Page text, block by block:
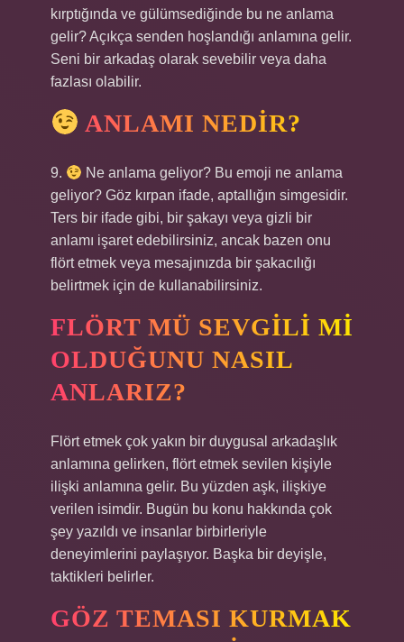
kırptığında ve gülümsediğinde bu ne anlama
gelir? Açıkça senden hoşlandığı anlamına gelir.
Seni bir arkadaş olarak sevebilir veya daha
fazlası olabilir.
ANLAMI NEDIR?
9.
Ne anlama geliyor? Bu emoji ne anlama
geliyor? Göz kırpan ifade, aptallığın simgesidir.
Ters bir ifade gibi, bir şakayı veya gizli bir
anlamı işaret edebilirsiniz, ancak bazen onu
flört etmek veya mesajınızda bir şakacılığı
belirtmek için de kullanabilirsiniz.
FLÖRT MÜ SEVGILI MI
OLDUĞUNU NASIL
ANLARIZ?
Flört etmek çok yakın bir duygusal arkadaşlık
anlamına gelirken, flört etmek sevilen kişiyle
ilişki anlamına gelir. Bu yüzden aşk, ilişkiye
verilen isimdir. Bugün bu konu hakkında çok
şey yazıldı ve insanlar birbirleriyle
deneyimlerini paylaşıyor. Başka bir deyişle,
taktikleri belirler.
GÖZ TEMASI KURMAK